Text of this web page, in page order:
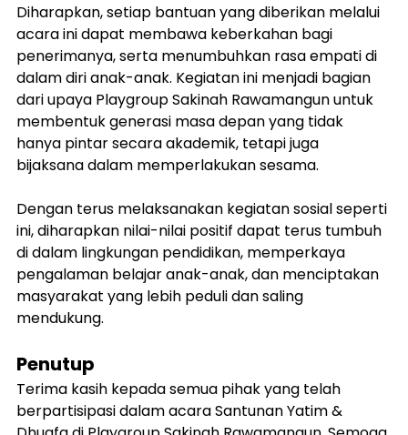
Diharapkan, setiap bantuan yang diberikan melalui
acara ini dapat membawa keberkahan bagi
penerimanya, serta menumbuhkan rasa empati di
dalam diri anak-anak. Kegiatan ini menjadi bagian
dari upaya Playgroup Sakinah Rawamangun untuk
membentuk generasi masa depan yang tidak
hanya pintar secara akademik, tetapi juga
bijaksana dalam memperlakukan sesama.
Dengan terus melaksanakan kegiatan sosial seperti
ini, diharapkan nilai-nilai positif dapat terus tumbuh
di dalam lingkungan pendidikan, memperkaya
pengalaman belajar anak-anak, dan menciptakan
masyarakat yang lebih peduli dan saling
mendukung.
Penutup
Terima kasih kepada semua pihak yang telah
berpartisipasi dalam acara Santunan Yatim &